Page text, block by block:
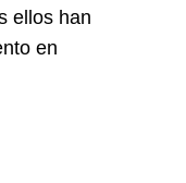
ellos han
en